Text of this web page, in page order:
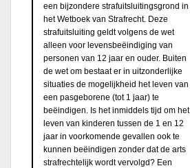
een bijzondere strafuitsluitingsgrond in
het Wetboek van Strafrecht. Deze
strafuitsluiting geldt volgens de wet
alleen voor levensbeëindiging van
personen van 12 jaar en ouder. Buiten
de wet om bestaat er in uitzonderlijke
situaties de mogelijkheid het leven van
een pasgeborene (tot 1 jaar) te
beëindigen. Is het inmiddels tijd om het
leven van kinderen tussen de 1 en 12
jaar in voorkomende gevallen ook te
kunnen beëindigen zonder dat de arts
strafrechtelijk wordt vervolgd? Een